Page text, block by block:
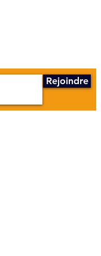
Rejoindre